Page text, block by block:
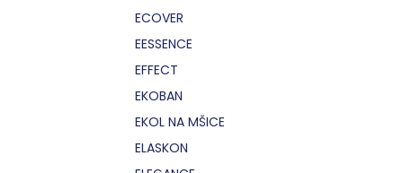
ECOVER
EESSENCE
EFFECT
EKOBAN
EKOL NA MŠICE
ELASKON